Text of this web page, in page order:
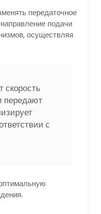
передаточное
подачи
осуществляя
скорость
передают
с